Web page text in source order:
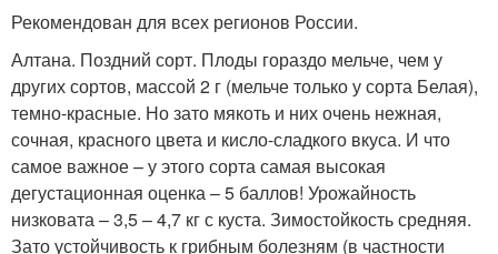
Рекомендован для всех регионов России.
Алтана. Поздний сорт. Плоды гораздо мельче, чем у
других сортов, массой 2 г (мельче только у сорта Белая),
темно-красные. Но зато мякоть и них очень нежная,
сочная, красного цвета и кисло-сладкого вкуса. И что
самое важное – у этого сорта самая высокая
дегустационная оценка – 5 баллов! Урожайность
низковата – 3,5 – 4,7 кг с куста. Зимостойкость средняя.
Зато устойчивость к грибным болезням (в частности